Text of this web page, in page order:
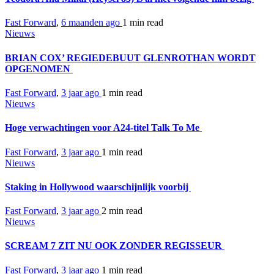
Fast Forward, 6 maanden ago 1 min read
Nieuws
BRIAN COX’ REGIEDEBUUT GLENROTHAN WORDT
OPGENOMEN
Fast Forward, 3 jaar ago 1 min read
Nieuws
Hoge verwachtingen voor A24-titel Talk To Me
Fast Forward, 3 jaar ago 1 min read
Nieuws
Staking in Hollywood waarschijnlijk voorbij
Fast Forward, 3 jaar ago 2 min read
Nieuws
SCREAM 7 ZIT NU OOK ZONDER REGISSEUR
Fast Forward, 3 jaar ago 1 min read